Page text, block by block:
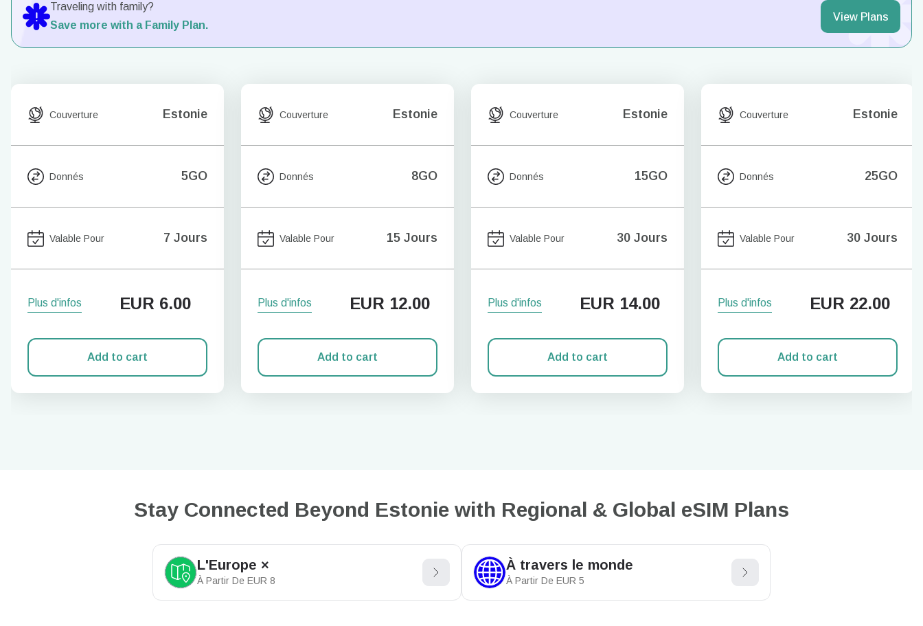
Traveling with family?
Save more with a Family Plan.
View Plans
Couverture Estonie
Donnés 5GO
Valable Pour 7 Jours
Plus d'infos EUR 6.00
Add to cart
Couverture Estonie
Donnés 8GO
Valable Pour 15 Jours
Plus d'infos EUR 12.00
Add to cart
Couverture Estonie
Donnés 15GO
Valable Pour 30 Jours
Plus d'infos EUR 14.00
Add to cart
Couverture Estonie
Donnés 25GO
Valable Pour 30 Jours
Plus d'infos EUR 22.00
Add to cart
Stay Connected Beyond Estonie with Regional & Global eSIM Plans
L'Europe ×
À Partir De EUR 8
À travers le monde
À Partir De EUR 5